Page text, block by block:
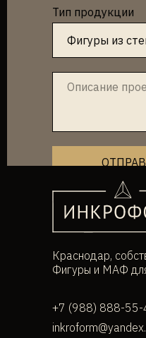
Тип продукции
Краснодар,
Фигуры и МАФ
+7 (988) 888-55-